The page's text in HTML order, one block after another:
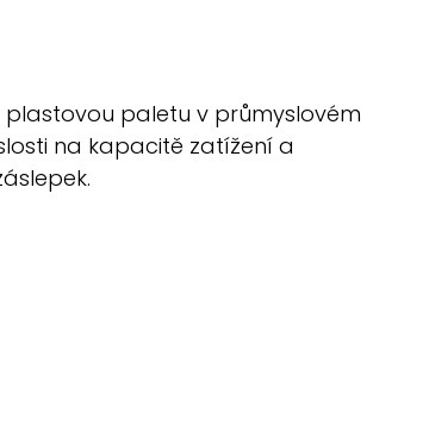
plastovou paletu v průmyslovém
na kapacitě zatížení a